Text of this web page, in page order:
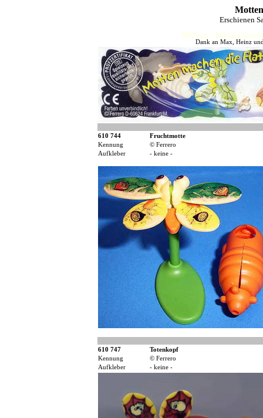
Erschienen
HJFHenze - Helmut´s
Dank an Max, Heinz
610 744
Fruchtmotte
Kennung
© Ferrero
Aufkleber
- keine -
610 747
Totenkopf
Kennung
© Ferrero
Aufkleber
- keine -